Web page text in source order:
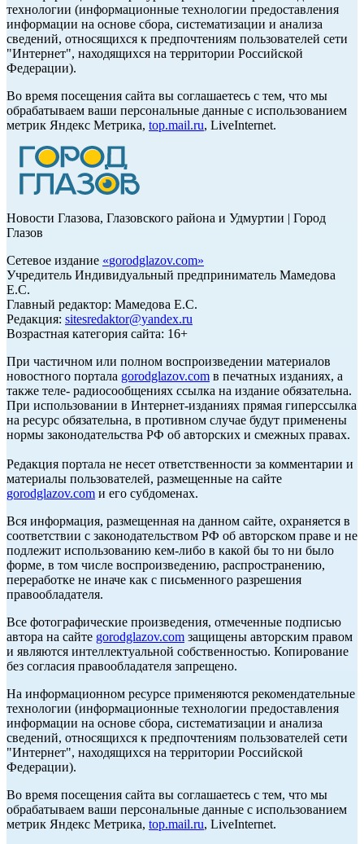
технологии (информационные технологии предоставления
информации на основе сбора, систематизации и анализа
сведений, относящихся к предпочтениям пользователей сети
"Интернет", находящихся на территории Российской
Федерации).
Во время посещения сайта вы соглашаетесь с тем, что мы
обрабатываем ваши персональные данные с использованием
метрик Яндекс Метрика, top.mail.ru, LiveInternet.
Новости Глазова, Глазовского района и Удмуртии | Город
Глазов
Сетевое издание «gorodglazov.com»
Учредитель Индивидуальный предприниматель Мамедова
Е.С.
Главный редактор: Мамедова Е.С.
Редакция: sitesredaktor@yandex.ru
Возрастная категория сайта: 16+
При частичном или полном воспроизведении материалов
новостного портала gorodglazov.com в печатных изданиях, а
также теле- радиосообщениях ссылка на издание обязательна.
При использовании в Интернет-изданиях прямая гиперссылка
на ресурс обязательна, в противном случае будут применены
нормы законодательства РФ об авторских и смежных правах.
Редакция портала не несет ответственности за комментарии и
материалы пользователей, размещенные на сайте
gorodglazov.com и его субдоменах.
Вся информация, размещенная на данном сайте, охраняется в
соответствии с законодательством РФ об авторском праве и не
подлежит использованию кем-либо в какой бы то ни было
форме, в том числе воспроизведению, распространению,
переработке не иначе как с письменного разрешения
правообладателя.
Все фотографические произведения, отмеченные подписью
автора на сайте gorodglazov.com защищены авторским правом
и являются интеллектуальной собственностью. Копирование
без согласия правообладателя запрещено.
На информационном ресурсе применяются рекомендательные
технологии (информационные технологии предоставления
информации на основе сбора, систематизации и анализа
сведений, относящихся к предпочтениям пользователей сети
"Интернет", находящихся на территории Российской
Федерации).
Во время посещения сайта вы соглашаетесь с тем, что мы
обрабатываем ваши персональные данные с использованием
метрик Яндекс Метрика, top.mail.ru, LiveInternet.